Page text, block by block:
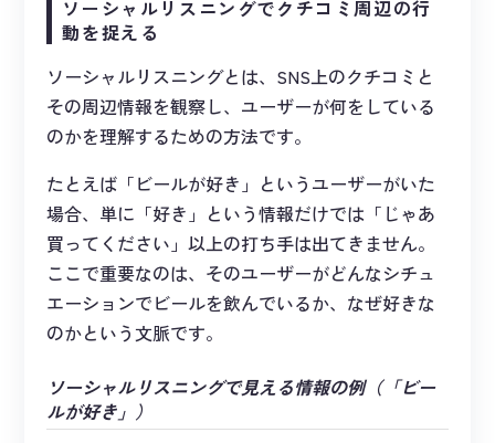
ソーシャルリスニングでクチコミ周辺の行
動を捉える
ソーシャルリスニングとは、SNS上のクチコミと
その周辺情報を観察し、ユーザーが何をしている
のかを理解するための方法です。
たとえば「ビールが好き」というユーザーがいた
場合、単に「好き」という情報だけでは「じゃあ
買ってください」以上の打ち手は出てきません。
ここで重要なのは、そのユーザーがどんなシチュ
エーションでビールを飲んでいるか、なぜ好きな
のかという文脈です。
ソーシャルリスニングで見える情報の例（「ビー
ルが好き」）